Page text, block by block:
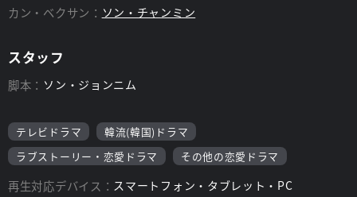
カン・ベクサン： ソン・チャンミン
スタッフ
脚本： ソン・ジョンニム
テレビドラマ
韓流(韓国)ドラマ
ラブストーリー・恋愛ドラマ
その他の恋愛ドラマ
再生対応デバイス： スマートフォン・タブレット・PC